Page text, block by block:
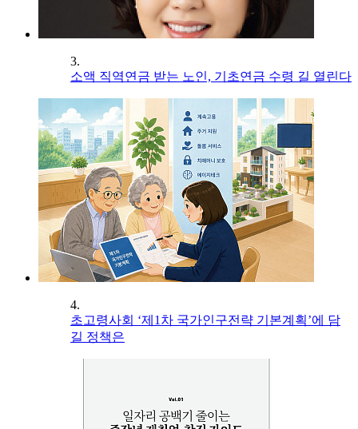
3.
소액 직역연금 받는 노인, 기초연금 수령 길 열린다
4.
초고령사회 ‘제1차 국가인구전략 기본계획’에 담
길 정책은